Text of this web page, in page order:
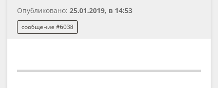
Опубликовано: 25.01.2019, в 14:53
сообщение #6038